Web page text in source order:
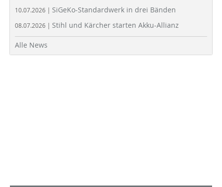
10.07.2026 | SiGeKo-Standardwerk in drei Bänden
08.07.2026 | Stihl und Kärcher starten Akku-Allianz
Alle News